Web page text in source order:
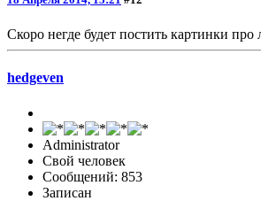
Скоро негде будет постить картинки про
hedgeven
Administrator
Свой человек
Сообщений: 853
Записан